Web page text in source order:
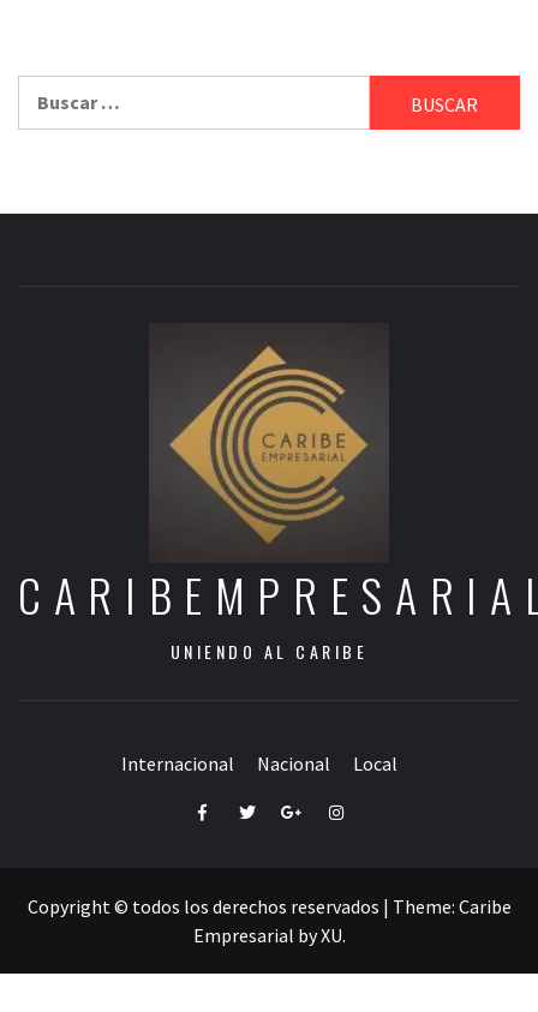
UNIENDO AL CARIBE
Internacional Nacional Local
FacebookTwitterGoogle+Instagram
Copyright © todos los derechos reservados | Theme: Caribe
Empresarial byXU.